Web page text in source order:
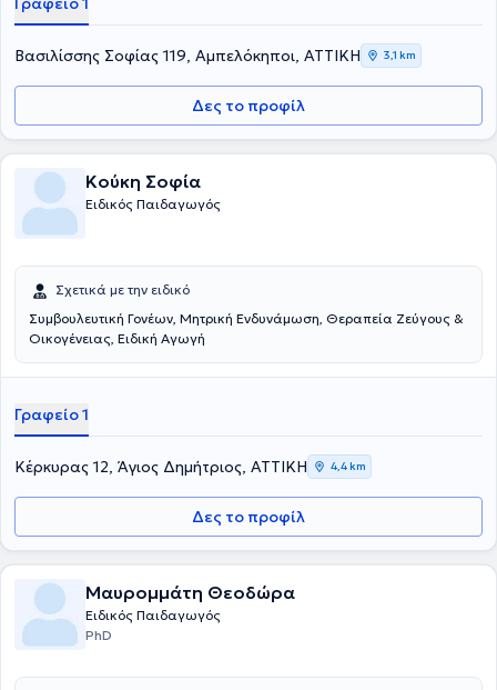
για την αντιμετώπιση της δυσλεξίας και άλλων μαθησιακών
δυσκολιών. Ο R. Davis πιστεύει, ότι η δυσλεξία είναι το αποτέλεσμα
ενός έμφυτου πνευματικού χαρίσματος ή ταλέντου. Οι άνθρωποι
που αναπτύσσουν δυσλεξία, σκέφτονται περισσότερο με εικόνες,
(εικονική σκέψη) παρά με λέξεις, (λεκτική σκέψη). Είναι
δημιουργικοί και με ευρηματική φαντασία και προσπαθούν να
λύσουν τα προβλήματα περισσότερο κοιτώντας ολόκληρη την
ακριβώς αυτό το ταλέντο, που έχουν οι δυσλεξικοί, για να
υπερνικήσει τις μαθησιακές δυσκολίες. Για να γίνει αυτό, θα πρέπει
να μάθουν και να ακολουθήσουν ένα διαφορετικό τρόπο
Βασιλίσσης Σοφίας 119, Αμπελόκηποι, ΑΤΤΙΚΗ 3,1 km
Δες το προφίλ
Κούκη Σοφία
Ειδικός Παιδαγωγός
Σχετικά με την ειδικό
Συμβουλευτική Γονέων, Μητρική Ενδυνάμωση, Θεραπεία Ζεύγους &
Οικογένειας, Ειδική Αγωγή
Γραφείο 1
Κέρκυρας 12, Άγιος Δημήτριος, ΑΤΤΙΚΗ 4,4 km
Δες το προφίλ
Μαυρομμάτη Θεοδώρα
Ειδικός Παιδαγωγός
PhD